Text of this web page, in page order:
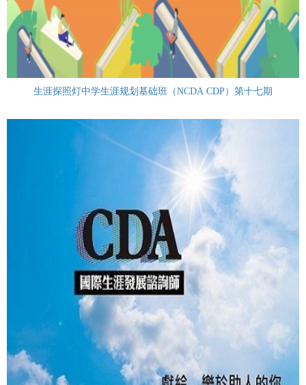
生涯探照灯中学生涯规划基础班（NCDA CDP）第十七期